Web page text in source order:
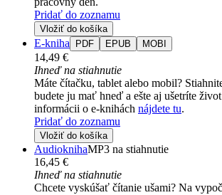
Pridať do zoznamu
Vložiť do košíka
E-kniha PDF EPUB MOBI
14,49 €
Ihneď na stiahnutie
Máte čítačku, tablet alebo mobil?
budete ju mať hneď a ešte aj ušetríte
informácii o e-knihách nájdete tu.
Pridať do zoznamu
Vložiť do košíka
AudioknihaMP3 na stiahnutie
16,45 €
Ihneď na stiahnutie
Chcete vyskúšať čítanie ušami? Na